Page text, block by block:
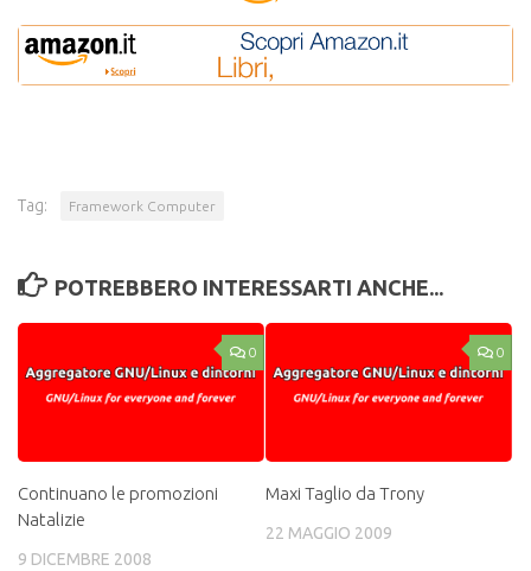
Tag: Framework Computer
POTREBBERO INTERESSARTI ANCHE...
0
Continuano le promozioni
Natalizie
9 DICEMBRE 2008
0
Maxi Taglio da Trony
22 MAGGIO 2009